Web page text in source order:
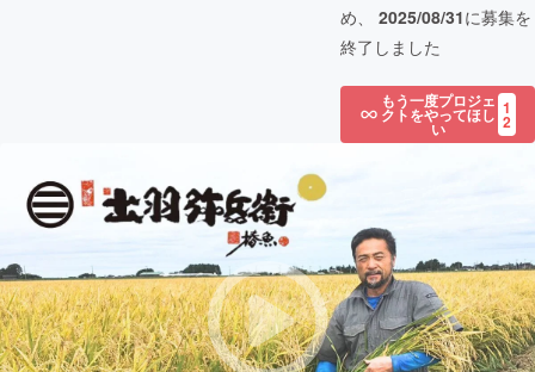
め、 2025/08/31に募集を
終了しました
もう一度プロジェ
クトをやってほし
い
1
2